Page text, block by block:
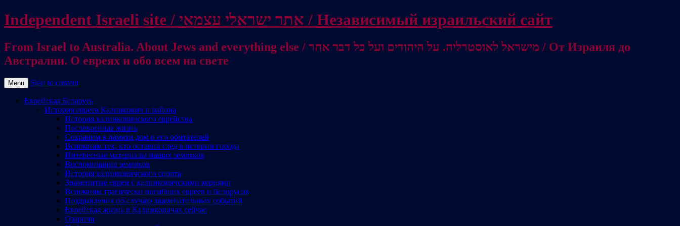
Independent Israeli site / אתר ישראלי עצמאי / Независимый израильский сайт
From Israel to Australia. About Jews and everything else / מישראל לאוסטרליה. על היהודים ועל כל דבר אחר / От Израиля до
Австралии. О евреях и обо всем на свете
Menu Skip to content
Еврейская Беларусь
История евреев Калинкович и района
История калинковичского еврейства
Послевоенная жизнь
Сохраним в памяти дом и его обитателей
Вспомним тех, кто оставил след в истории города
Интересные материалы наших земляков
Воспоминания земляков
История калинковичского спорта
Знаменитые евреи с калинковичскими корнями
Вспомним трагически погибших евреев и белорусов
Поздравления по случаю знаменательных событий
Еврейская жизнь в Калинковичах сейчас
Озаричи